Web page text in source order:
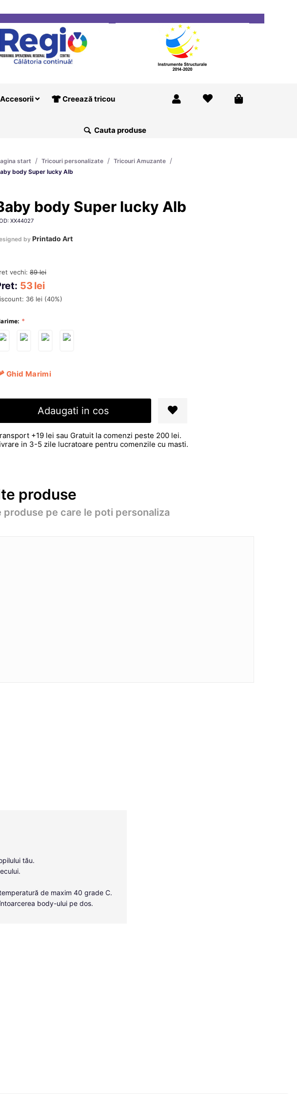
Accesorii Creează tricou
start / Tricouri personalizate / Tricouri Amuzante /
body Super lucky Alb
body Super lucky Alb
XX44027
by Printado Art
vechi: 89 lei
53 lei
36lei (40%)
Ghid Marimi
Adaugati in cos
+19 lei sau Gratuit la comenzi peste 200 lei.
in 3-5 zile lucratoare pentru comenzile cu masti.
produse
pe care le poti personaliza
tău.
de maxim 40 grade C.
body-ului pe dos.